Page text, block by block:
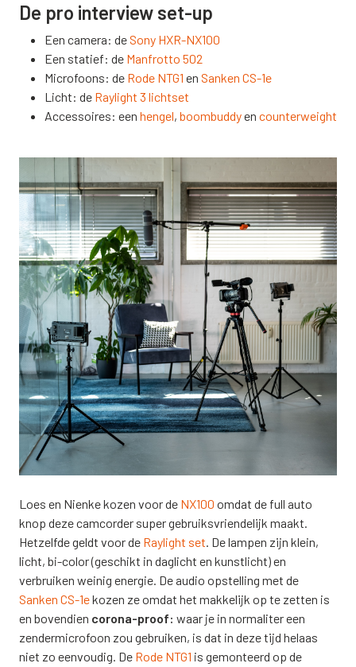
De pro interview set-up
Een camera: deSony HXR-NX100
Een statief: de Manfrotto 502
Microfoons: de Rode NTG1 en Sanken CS-1e
Licht: de Raylight 3 lichtset
Accessoires: een hengel, boombuddyen counterweight
Loes en Nienke kozen voor de NX100 omdat de full auto
knop deze camcorder super gebruiksvriendelijk maakt.
Hetzelfde geldt voor de Raylight set. De lampen zijn klein,
licht, bi-color (geschikt in daglicht en kunstlicht) en
verbruiken weinig energie. De audio opstelling met de
Sanken CS-1ekozen ze omdat het makkelijk op te zetten is
en bovendien corona-proof: waar je in normaliter een
zendermicrofoon zou gebruiken, is dat in deze tijd helaas
niet zo eenvoudig. De Rode NTG1 is gemonteerd op de